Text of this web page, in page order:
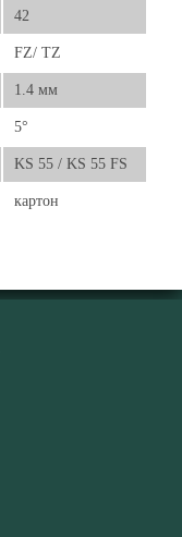
42
FZ/ TZ
1.4 мм
5°
KS 55 / KS 55 FS
картон